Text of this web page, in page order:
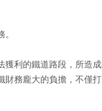
利的鐵道路段，所造
務龐大的負擔，不僅